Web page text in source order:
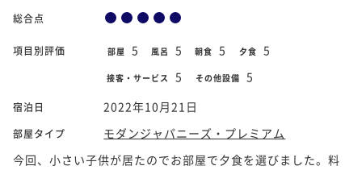
総合点
項目別評価 部屋 5 風呂 5 朝食 5 夕食 5
接客・サービス 5 その他設備 5
宿泊日 2022年10月21日
部屋タイプ
モダンジャパニーズ・プレミアム
今回、小さい子供が居たのでお部屋で夕食を選びました。料